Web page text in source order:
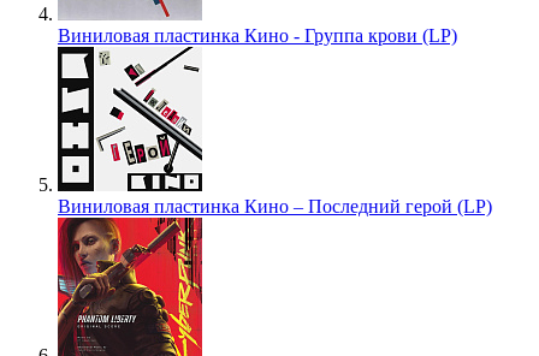
Виниловая пластинка Кино - Группа крови (LP)
Виниловая пластинка Кино – Последний герой (LP)